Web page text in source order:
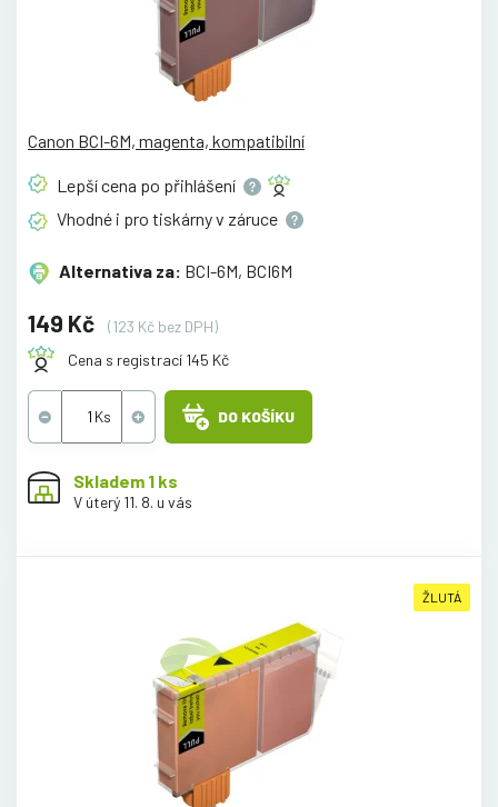
Canon BCI-6M, magenta, kompatibilní
Lepší cena po přihlášení
Vhodné i pro tiskárny v záruce
Alternativa za: BCI-6M, BCI6M
149 Kč
(123 Kč bez DPH)
Cena s registrací 145 Kč
DO KOŠÍKU
Skladem 1 ks
V úterý 11. 8. u vás
ŽLUTÁ